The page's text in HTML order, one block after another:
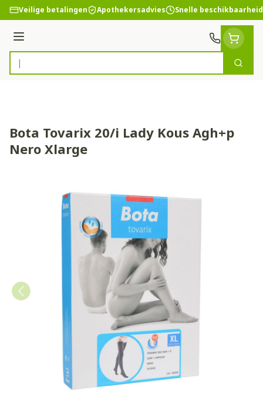
Ga naar de inhoud
Veilige betalingen Apothekersadvies Snelle beschikbaarheid
Menu
Product, merk, categorie...
Zoek
Bota Tovarix 20/i Lady Kous Agh+p
Nero Xlarge